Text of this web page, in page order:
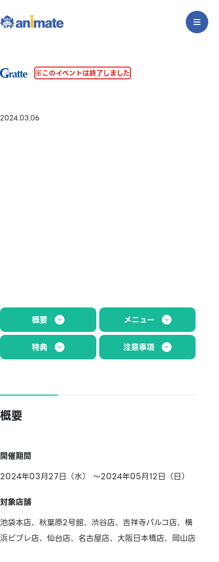
※このイベントは終了しました
2024.03.06
概要 メニュー
特典 注意事項
概要
開催期間
2024年03月27日（水） ～2024年05月12日（日）
対象店舗
池袋本店、秋葉原2号館、渋谷店、吉祥寺パルコ店、横
浜ビブレ店、仙台店、名古屋店、大阪日本橋店、岡山店